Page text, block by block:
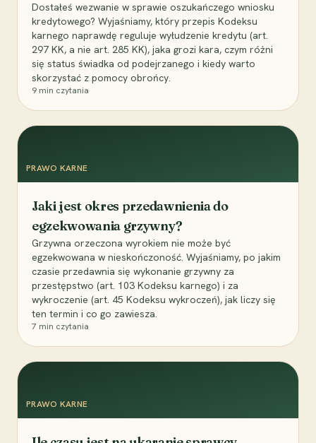
Dostałeś wezwanie w sprawie oszukańczego wniosku
kredytowego? Wyjaśniamy, który przepis Kodeksu
karnego naprawdę reguluje wyłudzenie kredytu (art.
297 KK, a nie art. 285 KK), jaka grozi kara, czym różni
się status świadka od podejrzanego i kiedy warto
skorzystać z pomocy obrońcy.
9 min czytania
PRAWO KARNE
Jaki jest okres przedawnienia do
egzekwowania grzywny?
Grzywna orzeczona wyrokiem nie może być
egzekwowana w nieskończoność. Wyjaśniamy, po jakim
czasie przedawnia się wykonanie grzywny za
przestępstwo (art. 103 Kodeksu karnego) i za
wykroczenie (art. 45 Kodeksu wykroczeń), jak liczy się
ten termin i co go zawiesza.
7 min czytania
PRAWO KARNE